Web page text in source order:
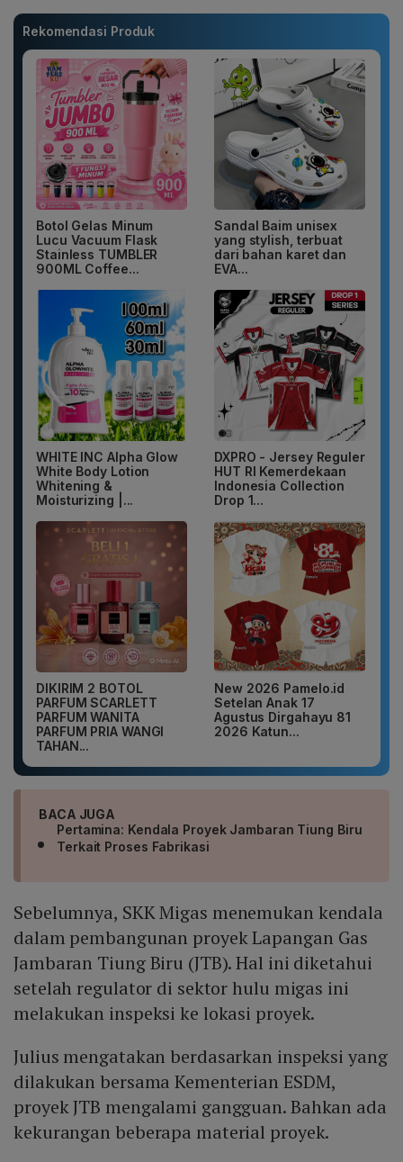
Rekomendasi Produk
Botol Gelas Minum
Lucu Vacuum Flask
Stainless TUMBLER
900ML Coffee...
Sandal Baim unisex
yang stylish, terbuat
dari bahan karet dan
EVA...
WHITE INC Alpha Glow
White Body Lotion
Whitening &
Moisturizing |...
DXPRO - Jersey Reguler
HUT RI Kemerdekaan
Indonesia Collection
Drop 1...
DIKIRIM 2 BOTOL
PARFUM SCARLETT
PARFUM WANITA
PARFUM PRIA WANGI
TAHAN...
New 2026 Pamelo.id
Setelan Anak 17
Agustus Dirgahayu 81
2026 Katun...
BACA JUGA
Pertamina: Kendala Proyek Jambaran Tiung Biru
Terkait Proses Fabrikasi
Sebelumnya, SKK Migas menemukan kendala
dalam pembangunan proyek Lapangan Gas
Jambaran Tiung Biru (JTB). Hal ini diketahui
setelah regulator di sektor hulu migas ini
melakukan inspeksi ke lokasi proyek.
Julius mengatakan berdasarkan inspeksi yang
dilakukan bersama Kementerian ESDM,
proyek JTB mengalami gangguan. Bahkan ada
kekurangan beberapa material proyek.